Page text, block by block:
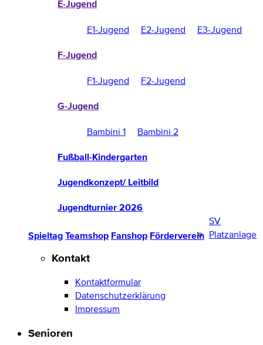
E-Jugend
E1-Jugend E2-Jugend E3-Jugend
F-Jugend
F1-Jugend F2-Jugend
G-Jugend
Bambini 1 Bambini 2
Fußball-Kindergarten
Jugendkonzept/ Leitbild
Jugendturnier 2026
Spieltag Teamshop Fanshop Förderverein
SV
Platzanlage
Kontakt
Kontaktformular
Datenschutzerklärung
Impressum
Senioren